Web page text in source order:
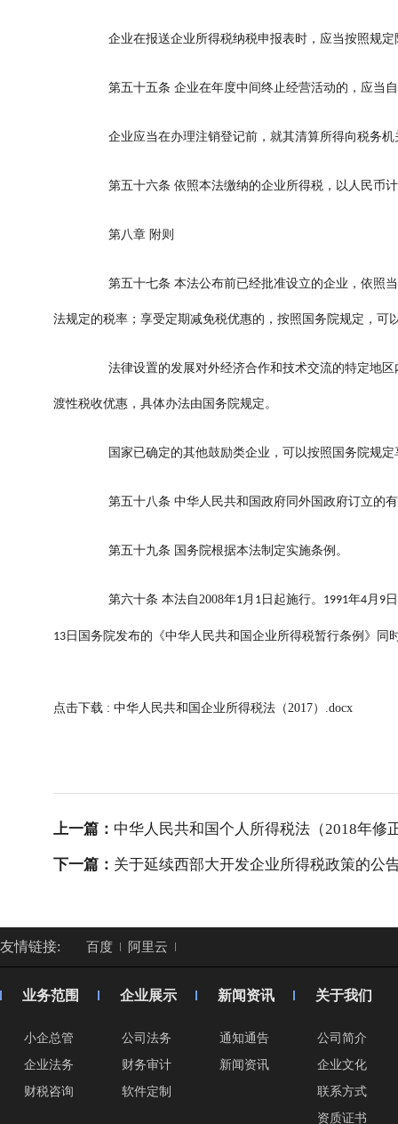
企业在报送企业所得税纳税申报表时，应当按照规定
第五十五条 企业在年度中间终止经营活动的，应当
企业应当在办理注销登记前，就其清算所得向税务机
第五十六条 依照本法缴纳的企业所得税，以人民币
第八章 附则
第五十七条 本法公布前已经批准设立的企业，依照
法规定的税率；享受定期减免税优惠的，按照国务院规定，
法律设置的发展对外经济合作和技术交流的特定地区
渡性税收优惠，具体办法由国务院规定。
国家已确定的其他鼓励类企业，可以按照国务院规定
第五十八条 中华人民共和国政府同外国政府订立的
第五十九条 国务院根据本法制定实施条例。
第六十条 本法自2008年1月 1 日起施行。 1991年4月 9
13 日国务院发布的《中华人民共和国企业所得税暂行条例》同
点击下载 : 中华人民共和国企业所得税法（2017）.docx
上一篇： 中华人民共和国个人所得税法（2018年修
下一篇： 关于延续西部大开发企业所得税政策的公
友情链接: 百度 阿里云
业务范围
小企总管
企业法务
财税咨询
企业展示
公司法务
财务审计
软件定制
新闻资讯
通知通告
新闻资讯
关于我们
公司简介
企业文化
联系方式
资质证书